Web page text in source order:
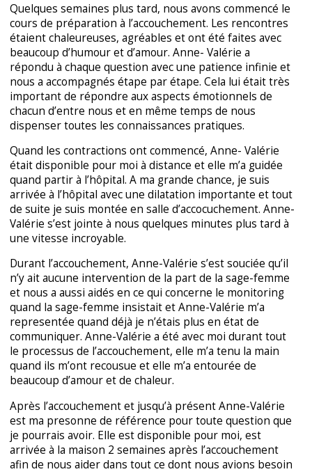
Quelques semaines plus tard, nous avons commencé le
cours de préparation à l’accouchement. Les rencontres
étaient chaleureuses, agréables et ont été faites avec
beaucoup d’humour et d’amour. Anne- Valérie a
répondu à chaque question avec une patience infinie et
nous a accompagnés étape par étape. Cela lui était très
important de répondre aux aspects émotionnels de
chacun d’entre nous et en même temps de nous
dispenser toutes les connaissances pratiques.
Quand les contractions ont commencé, Anne- Valérie
était disponible pour moi à distance et elle m’a guidée
quand partir à l’hôpital. A ma grande chance, je suis
arrivée à l’hôpital avec une dilatation importante et tout
de suite je suis montée en salle d’accocuchement. Anne-
Valérie s’est jointe à nous quelques minutes plus tard à
une vitesse incroyable.
Durant l’accouchement, Anne-Valérie s’est souciée qu’il
n’y ait aucune intervention de la part de la sage-femme
et nous a aussi aidés en ce qui concerne le monitoring
quand la sage-femme insistait et Anne-Valérie m’a
representée quand déjà je n’étais plus en état de
communiquer. Anne-Valérie a été avec moi durant tout
le processus de l’accouchement, elle m’a tenu la main
quand ils m’ont recousue et elle m’a entourée de
beaucoup d’amour et de chaleur.
Après l’accouchement et jusqu’à présent Anne-Valérie
est ma presonne de référence pour toute question que
je pourrais avoir. Elle est disponible pour moi, est
arrivée à la maison 2 semaines après l’accouchement
afin de nous aider dans tout ce dont nous avions besoin